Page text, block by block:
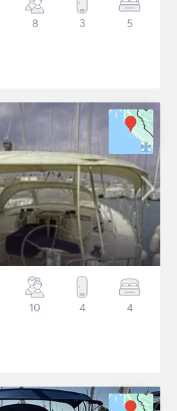
8 3 5
10 4 4